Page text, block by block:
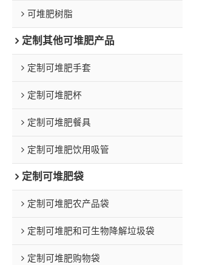
可堆肥树脂
定制其他可堆肥产品
定制可堆肥手套
定制可堆肥杯
定制可堆肥餐具
定制可堆肥饮用吸管
定制可堆肥袋
定制可堆肥农产品袋
定制可堆肥和可生物降解垃圾袋
定制可堆肥购物袋